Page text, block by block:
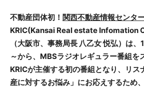
不動産団体初！ 関西不動産情報センタ
KRIC(Kansai Real estate Infomation
（大阪市、事務局長 八乙女 悦弘）は
～から、MBSラジオレギュラー番組を
KRICが主催する初の番組となり、リス
産に対するお悩み」にお応えするため